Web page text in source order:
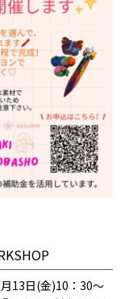
13日(金)10：30～